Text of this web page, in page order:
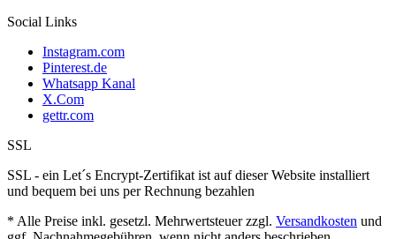
Social Links
Instagram.com
Pinterest.de
Whatsapp Kanal
X.Com
gettr.com
SSL
SSL - ein Let´s Encrypt-Zertifikat ist auf dieser Website installiert
und bequem bei uns per Rechnung bezahlen
* Alle Preise inkl. gesetzl. Mehrwertsteuer zzgl. Versandkosten und